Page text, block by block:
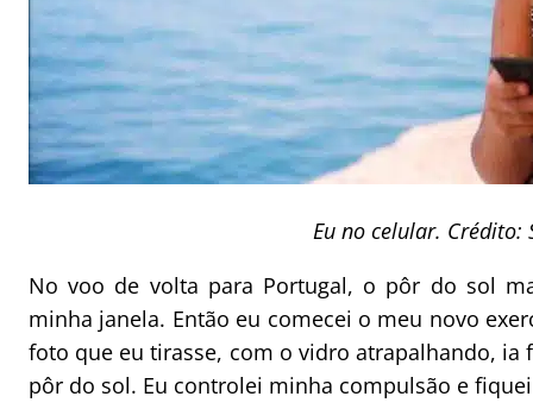
Eu no celular. Crédito:
No voo de volta para Portugal, o pôr do sol
minha janela. Então eu comecei o meu novo
foto que eu tirasse, com o vidro atrapalhando,
pôr do sol. Eu controlei minha compulsão e